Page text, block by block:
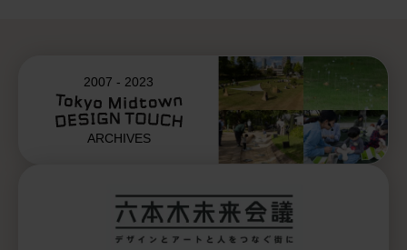
2007 - 2023
ARCHIVES